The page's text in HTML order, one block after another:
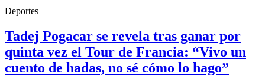
Deportes
Tadej Pogacar se revela tras ganar por
quinta vez el Tour de Francia: “Vivo un
cuento de hadas, no sé cómo lo hago”